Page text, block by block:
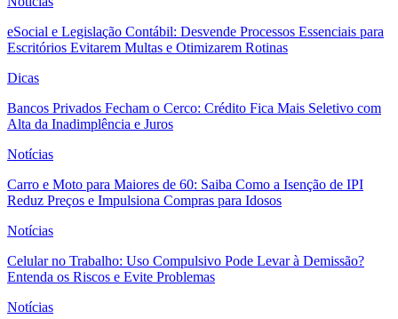
eSocial e Legislação Contábil: Desvende Processos Essenciais para
Escritórios Evitarem Multas e Otimizarem Rotinas
Dicas
Bancos Privados Fecham o Cerco: Crédito Fica Mais Seletivo com
Alta da Inadimplência e Juros
Notícias
Carro e Moto para Maiores de 60: Saiba Como a Isenção de IPI
Reduz Preços e Impulsiona Compras para Idosos
Notícias
Celular no Trabalho: Uso Compulsivo Pode Levar à Demissão?
Entenda os Riscos e Evite Problemas
Notícias